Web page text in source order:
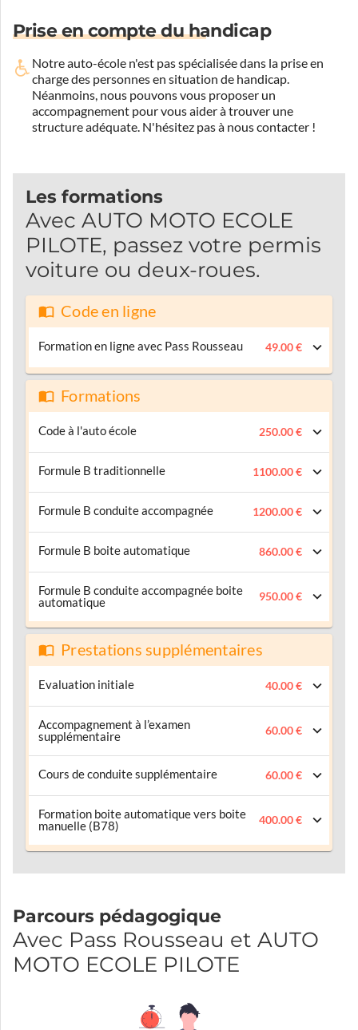
Prise en compte du handicap
Notre auto-école n'est pas spécialisée dans la prise en
charge des personnes en situation de handicap.
Néanmoins, nous pouvons vous proposer un
accompagnement pour vous aider à trouver une
structure adéquate. N'hésitez pas à nous contacter !
Les formations
Avec AUTO MOTO ECOLE
PILOTE, passez votre permis
voiture ou deux-roues.
Code en ligne
Formation en ligne avec Pass Rousseau 49.00 €
Formations
Code à l'auto école 250.00 €
Formule B traditionnelle 1100.00 €
Formule B conduite accompagnée 1200.00 €
Formule B boite automatique 860.00 €
Formule B conduite accompagnée boite
automatique
950.00 €
Prestations supplémentaires
Evaluation initiale 40.00 €
Accompagnement à l’examen
supplémentaire
60.00 €
Cours de conduite supplémentaire 60.00 €
Formation boite automatique vers boite
manuelle (B78)
400.00 €
Parcours pédagogique
Avec Pass Rousseau et AUTO
MOTO ECOLE PILOTE